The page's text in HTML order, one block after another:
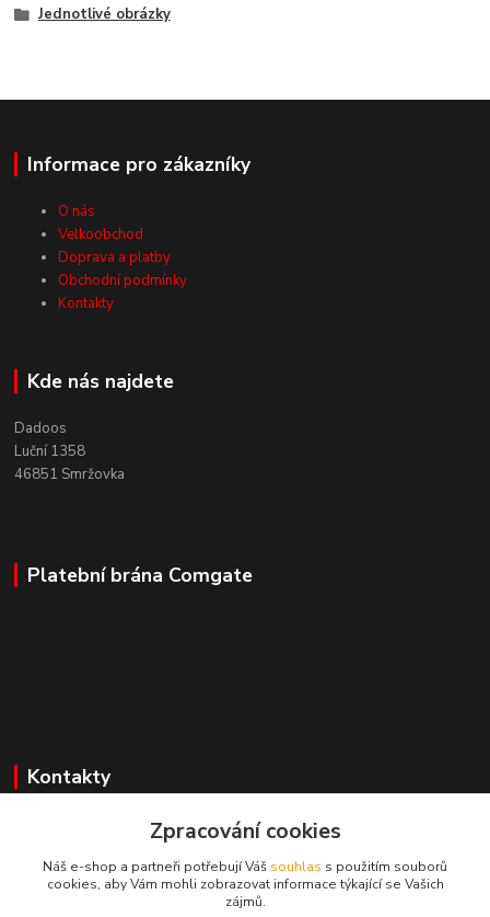
Jednotlivé obrázky
Informace pro zákazníky
O nás
Velkoobchod
Doprava a platby
Obchodní podmínky
Kontakty
Kde nás najdete
Dadoos
Luční 1358
46851 Smržovka
Platební brána Comgate
Kontakty
Mgr. Darina Janoušková
Zpracování cookies
Náš e-shop a partneři potřebují Váš souhlas s použitím souborů
cookies, aby Vám mohli zobrazovat informace týkající se Vašich
zájmů.